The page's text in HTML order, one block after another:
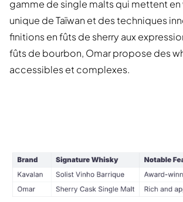
gamme de single malts qui mettent en
unique de Taïwan et des techniques
finitions en fûts de sherry aux
fûts de bourbon, Omar propose des
accessibles et complexes.